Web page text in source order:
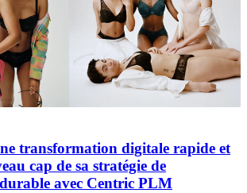
transformation digitale rapide et
cap de sa stratégie de
avec Centric PLM